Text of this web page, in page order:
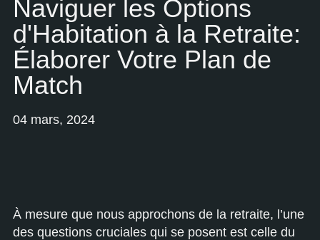
Naviguer les Options
d'Habitation à la Retraite:
Élaborer Votre Plan de
Match
04 mars, 2024
À mesure que nous approchons de la retraite, l’une
des questions cruciales qui se posent est celle du